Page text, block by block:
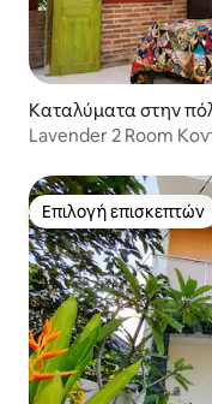
Καταλύματα στην
Lavender 2 Room
Επιλογή επισκεπτών
Επιλογή επισκεπτών